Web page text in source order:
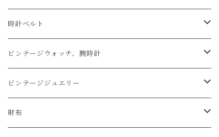
時計ベルト
アップルウォッチベルト
コードバン
クロコダイル
ビンテージウォッチ、腕時計
オメガ / OMEGA
ユリスナルダン / ULYSSE NARDIN
ビンテージジュエリー
カルティエ / Cartier
財布